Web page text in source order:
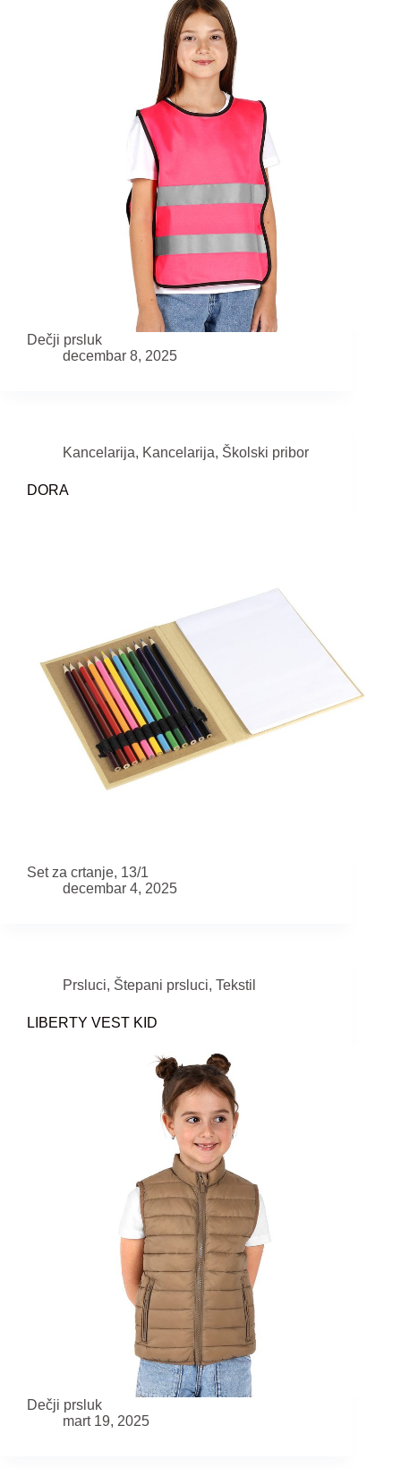
Dečji prsluk
decembar 8, 2025
Kancelarija, Kancelarija, Školski pribor
DORA
Set za crtanje, 13/1
decembar 4, 2025
Prsluci, Štepani prsluci, Tekstil
LIBERTY VEST KID
Dečji prsluk
mart 19, 2025